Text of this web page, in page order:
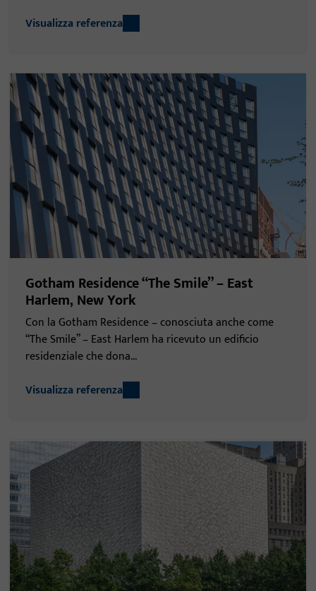
Visualizza referenza
Gotham Residence “The Smile” – East
Harlem, New York
Con la Gotham Residence – conosciuta anche come
“The Smile” – East Harlem ha ricevuto un edificio
residenziale che dona...
Visualizza referenza